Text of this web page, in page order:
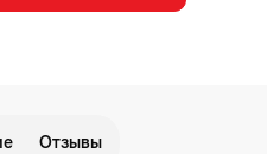
Отзывы